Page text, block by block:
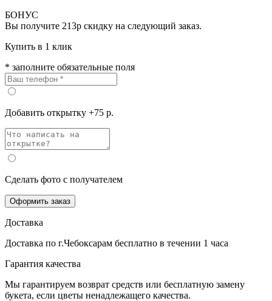
БОНУС
Вы получите 213р скидку на следующий заказ.
Купить в 1 клик
* заполните обязательные поля
Добавить открытку +75 р.
Сделать фото с получателем
Оформить заказ
Доставка
Доставка по г.Чебоксарам бесплатно в течении 1 часа
Гарантия качества
Мы гарантируем возврат средств или бесплатную замену
букета, если цветы ненадлежащего качества.